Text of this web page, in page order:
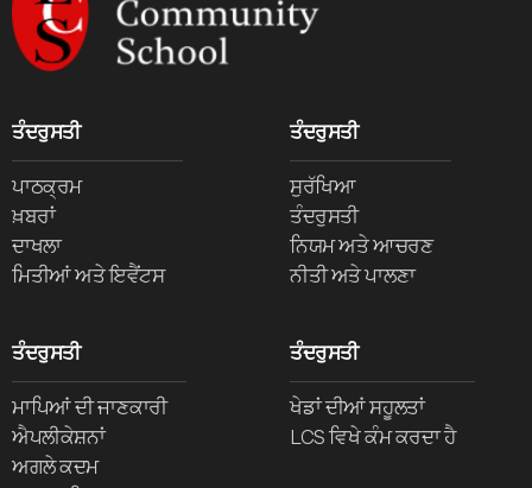
ਤੰਦਰੁਸਤੀ
ਪਾਠਕ੍ਰਮ
ਖ਼ਬਰਾਂ
ਦਾਖਲਾ
ਮਿਤੀਆਂ ਅਤੇ ਇਵੈਂਟਸ
ਤੰਦਰੁਸਤੀ
ਸੁਰੱਖਿਆ
ਤੰਦਰੁਸਤੀ
ਨਿਯਮ ਅਤੇ ਆਚਰਣ
ਨੀਤੀ ਅਤੇ ਪਾਲਣਾ
ਤੰਦਰੁਸਤੀ
ਮਾਪਿਆਂ ਦੀ ਜਾਣਕਾਰੀ
ਐਪਲੀਕੇਸ਼ਨਾਂ
ਅਗਲੇ ਕਦਮ
ਤੰਦਰੁਸਤੀ
ਖੇਡਾਂ ਦੀਆਂ ਸਹੂਲਤਾਂ
LCS ਵਿਖੇ ਕੰਮ ਕਰਦਾ ਹੈ